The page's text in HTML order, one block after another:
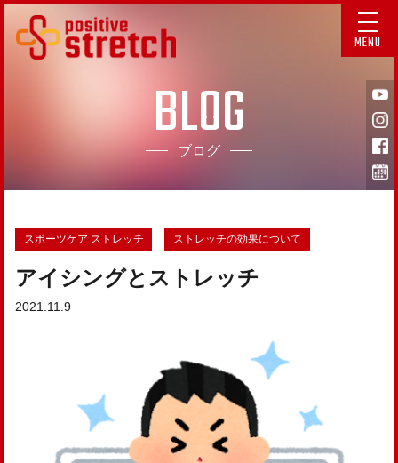
MENU
BLOG
ブログ
スポーツケア ストレッチ ストレッチの効果について
アイシングとストレッチ
2021.11.9